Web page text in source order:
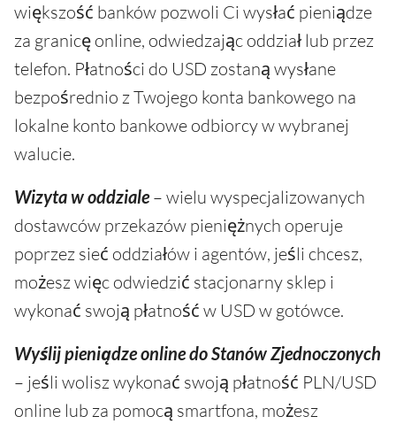
większość banków pozwoli Ci wysłać pieniądze
za granicę online, odwiedzając oddział lub przez
telefon. Płatności do USD zostaną wysłane
bezpośrednio z Twojego konta bankowego na
lokalne konto bankowe odbiorcy w wybranej
walucie.
Wizyta w oddziale– wielu wyspecjalizowanych
dostawców przekazów pieniężnych operuje
poprzez sieć oddziałów i agentów, jeśli chcesz,
możesz więc odwiedzić stacjonarny sklep i
wykonać swoją płatność w USD w gotówce.
Wyślij pieniądze online do Stanów Zjednoczonych
– jeśli wolisz wykonać swoją płatność PLN/USD
online lub za pomocą smartfona, możesz